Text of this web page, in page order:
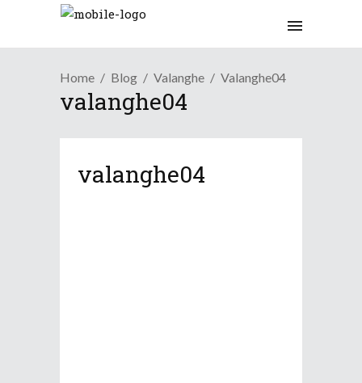
Home Blog Valanghe Valanghe04
valanghe04
valanghe04